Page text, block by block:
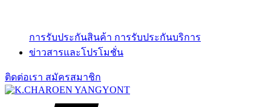
การรับประกันสินค้า การรับประกันบริการ
ข่าวสารและโปรโมชั่น
ติดต่อเรา สมัครสมาชิก